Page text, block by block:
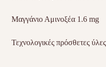
Μαγγάνιο Αμινοξέα 1.6 mg
Τεχνολογικές πρόσθετες